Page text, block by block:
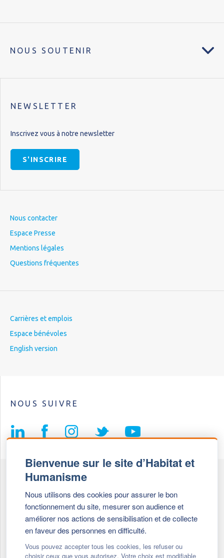
Bienvenue sur le site d’Habitat et
Humanisme
Nous utilisons des cookies pour assurer le bon
fonctionnement du site, mesurer son audience et
améliorer nos actions de sensibilisation et de collecte
en faveur des personnes en difficulté.
Vous pouvez accepter tous les cookies, les refuser ou
choisir ceux que vous autorisez. Votre choix est modifiable
NOUS SOUTENIR
NEWSLETTER
Inscrivez vous à notre newsletter
S'INSCRIRE
Nous contacter
Espace Presse
Mentions légales
Questions fréquentes
Carrières et emplois
Espace bénévoles
English version
NOUS SUIVRE
69647 Caluire et Cuire cedex
+ 33 (0)4 72 27 42 58